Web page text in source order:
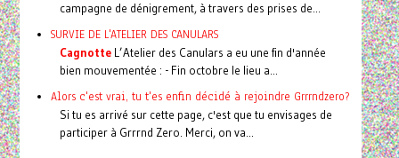
campagne de dénigrement, à travers des prises de...
SURVIE DE L'ATELIER DES CANULARS
CagnotteL’Atelier des Canulars a eu une fin d'année
bien mouvementée : - Fin octobre le lieu a...
Alors c'est vrai, tu t'es enfin décidé à rejoindre Grrrndzero?
Si tu es arrivé sur cette page, c'est que tu envisages de
participer à Grrrnd Zero. Merci, on va...